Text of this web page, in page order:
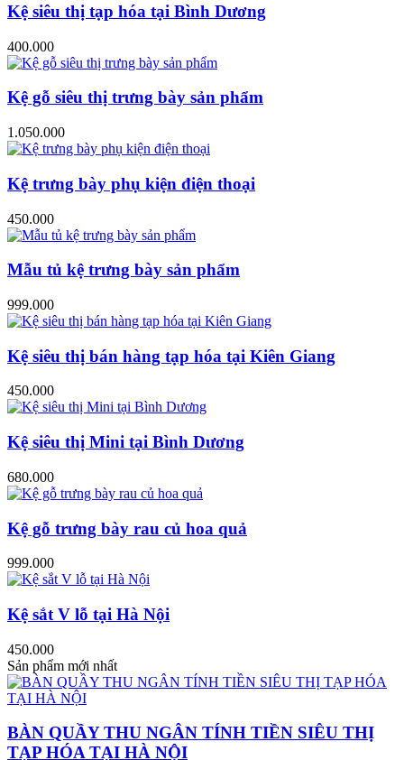
Kệ siêu thị tạp hóa tại Bình Dương
400.000
Kệ gỗ siêu thị trưng bày sản phẩm
1.050.000
Kệ trưng bày phụ kiện điện thoại
450.000
Mẫu tủ kệ trưng bày sản phẩm
999.000
Kệ siêu thị bán hàng tạp hóa tại Kiên Giang
450.000
Kệ siêu thị Mini tại Bình Dương
680.000
Kệ gỗ trưng bày rau củ hoa quả
999.000
Kệ sắt V lỗ tại Hà Nội
450.000
Sản phẩm mới nhất
BÀN QUẦY THU NGÂN TÍNH TIỀN SIÊU THỊ
TẠP HÓA TẠI HÀ NỘI